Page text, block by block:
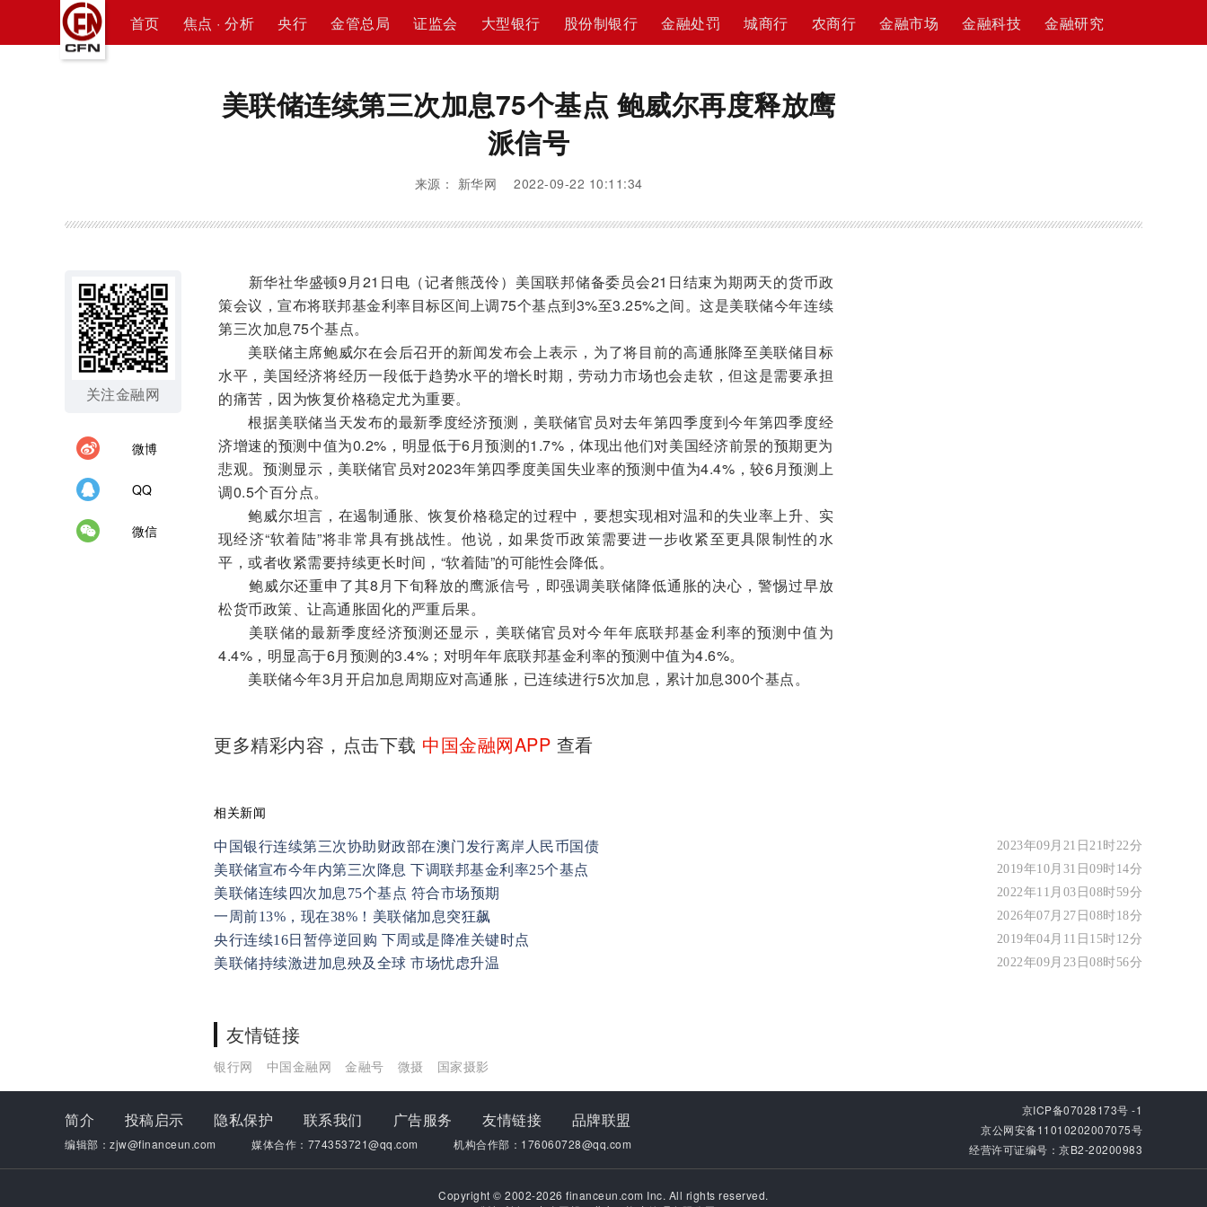
首页 焦点 · 分析 央行 金管总局 证监会 大型银行 股份制银行 金融处罚 城商行 农商行 金融市场 金融科技 金融研究
美联储连续第三次加息75个基点 鲍威尔再度释放鹰
派信号
来源： 新华网 2022-09-22 10:11:34
关注金融网
微博
QQ
微信
新华社华盛顿9月21日电（记者熊茂伶）美国联邦储备委员会21日结束为期两天的货币政
策会议，宣布将联邦基金利率目标区间上调75个基点到3%至3.25%之间。这是美联储今年连续
第三次加息75个基点。
美联储主席鲍威尔在会后召开的新闻发布会上表示，为了将目前的高通胀降至美联储目标
水平，美国经济将经历一段低于趋势水平的增长时期，劳动力市场也会走软，但这是需要承担
的痛苦，因为恢复价格稳定尤为重要。
根据美联储当天发布的最新季度经济预测，美联储官员对去年第四季度到今年第四季度经
济增速的预测中值为0.2%，明显低于6月预测的1.7%，体现出他们对美国经济前景的预期更为
悲观。预测显示，美联储官员对2023年第四季度美国失业率的预测中值为4.4%，较6月预测上
调0.5个百分点。
鲍威尔坦言，在遏制通胀、恢复价格稳定的过程中，要想实现相对温和的失业率上升、实
现经济“软着陆”将非常具有挑战性。他说，如果货币政策需要进一步收紧至更具限制性的水
平，或者收紧需要持续更长时间，“软着陆”的可能性会降低。
鲍威尔还重申了其8月下旬释放的鹰派信号，即强调美联储降低通胀的决心，警惕过早放
松货币政策、让高通胀固化的严重后果。
美联储的最新季度经济预测还显示，美联储官员对今年年底联邦基金利率的预测中值为
4.4%，明显高于6月预测的3.4%；对明年年底联邦基金利率的预测中值为4.6%。
美联储今年3月开启加息周期应对高通胀，已连续进行5次加息，累计加息300个基点。
更多精彩内容，点击下载 中国金融网APP 查看
相关新闻
中国银行连续第三次协助财政部在澳门发行离岸人民币国债 2023年09月21日21时22分
美联储宣布今年内第三次降息 下调联邦基金利率25个基点 2019年10月31日09时14分
美联储连续四次加息75个基点 符合市场预期 2022年11月03日08时59分
一周前13%，现在38%！美联储加息突狂飙 2026年07月27日08时18分
央行连续16日暂停逆回购 下周或是降准关键时点 2019年04月11日15时12分
美联储持续激进加息殃及全球 市场忧虑升温 2022年09月23日08时56分
友情链接
银行网 中国金融网 金融号 微摄 国家摄影
简介 投稿启示 隐私保护 联系我们 广告服务 友情链接 品牌联盟
编辑部：zjw@financeun.com 媒体合作：774353721@qq.com 机构合作部：176060728@qq.com
京ICP备07028173号 -1
京公网安备11010202007075号
经营许可证编号：京B2-20200983
Copyright © 2002-2026 financeun.com Inc. All rights reserved.